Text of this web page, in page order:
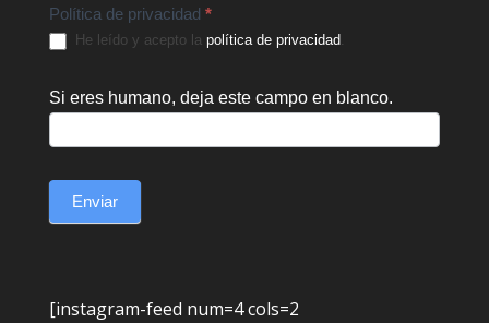
Política de privacidad *
He leído y acepto la política de privacidad.
Si eres humano, deja este campo en blanco.
Enviar
[instagram-feed num=4 cols=2